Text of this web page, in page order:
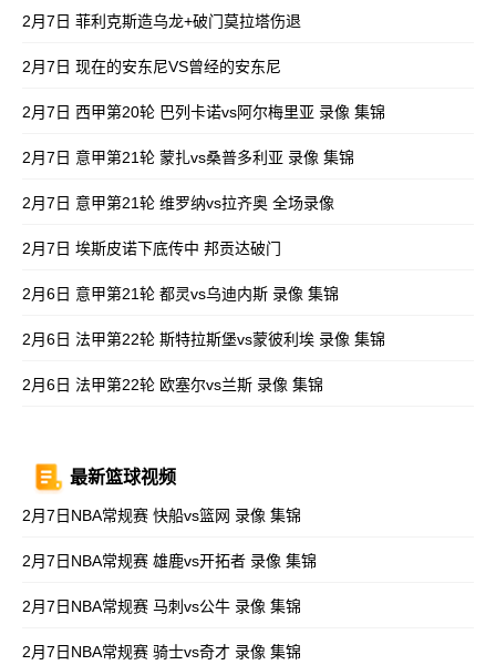
2月7日 菲利克斯造乌龙+破门莫拉塔伤退
2月7日 现在的安东尼VS曾经的安东尼
2月7日 西甲第20轮 巴列卡诺vs阿尔梅里亚 录像 集锦
2月7日 意甲第21轮 蒙扎vs桑普多利亚 录像 集锦
2月7日 意甲第21轮 维罗纳vs拉齐奥 全场录像
2月7日 埃斯皮诺下底传中 邦贡达破门
2月6日 意甲第21轮 都灵vs乌迪内斯 录像 集锦
2月6日 法甲第22轮 斯特拉斯堡vs蒙彼利埃 录像 集锦
2月6日 法甲第22轮 欧塞尔vs兰斯 录像 集锦
最新篮球视频
2月7日NBA常规赛 快船vs篮网 录像 集锦
2月7日NBA常规赛 雄鹿vs开拓者 录像 集锦
2月7日NBA常规赛 马刺vs公牛 录像 集锦
2月7日NBA常规赛 骑士vs奇才 录像 集锦